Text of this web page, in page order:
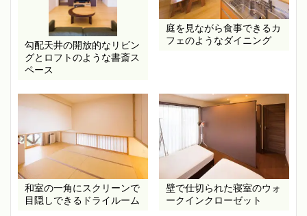
勾配天井の開放的なリビン
グとロフトのような書斎ス
ペース
庭を見ながら食事できるカ
フェのようなダイニング
和室の一角にスクリーンで
目隠しできるドライルーム
壁で仕切られた寝室のウォ
ークインクローゼット